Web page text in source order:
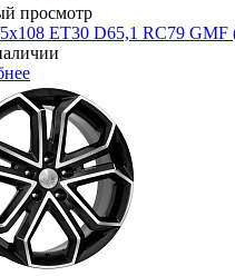
просмотр
ET30 D65,1 RC79 GMF